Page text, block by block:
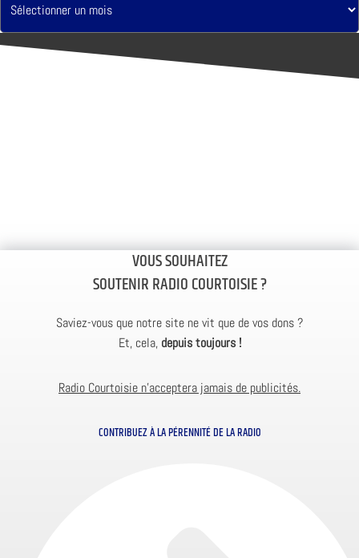
VOUS SOUHAITEZ
SOUTENIR RADIO COURTOISIE ?
Saviez-vous que notre site ne vit que de vos dons ?
Et, cela, depuis toujours !
Radio Courtoisie n’acceptera jamais de publicités.
CONTRIBUEZ À LA PÉRENNITÉ DE LA RADIO